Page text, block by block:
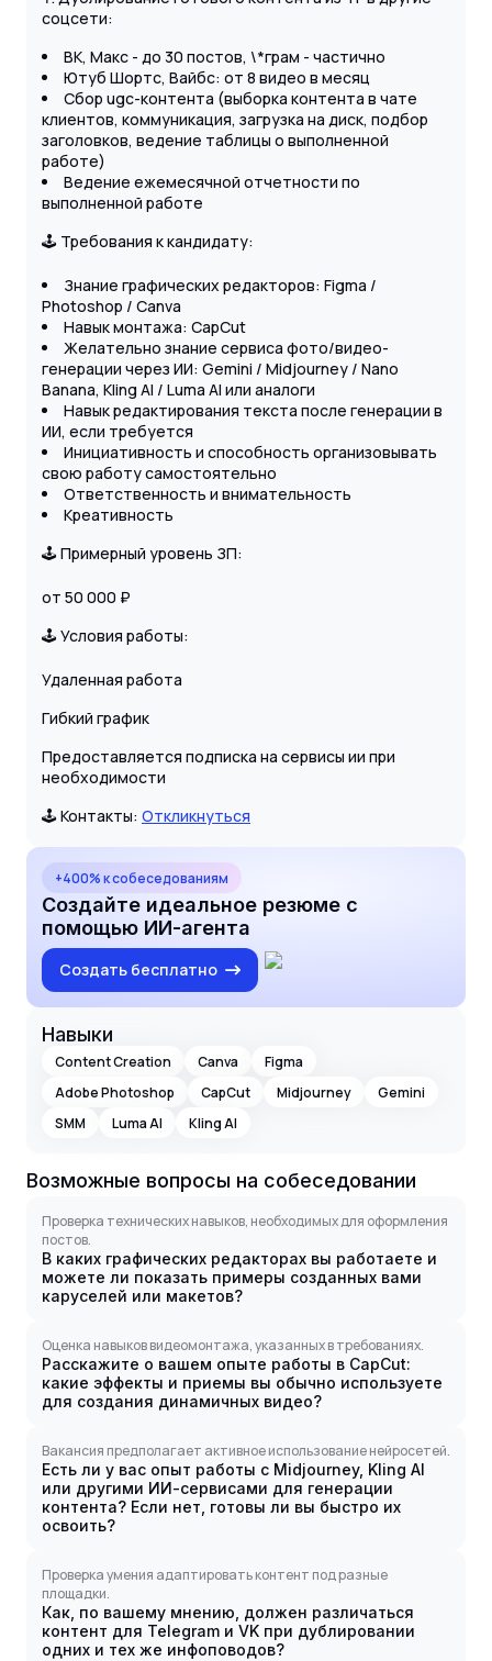
соцсети:
ВК, Макс - до 30 постов, \*грам - частично
Ютуб Шортс, Вайбс: от 8 видео в месяц
Сбор ugc-контента (выборка контента в чате
клиентов, коммуникация, загрузка на диск, подбор
заголовков, ведение таблицы о выполненной
работе)
Ведение ежемесячной отчетности по
выполненной работе
🕹 Требования к кандидату:
Знание графических редакторов: Figma /
Photoshop / Canva
Навык монтажа: CapCut
Желательно знание сервиса фото/видео-
генерации через ИИ: Gemini / Midjourney / Nano
Banana, Kling AI / Luma AI или аналоги
Навык редактирования текста после генерации в
ИИ, если требуется
Инициативность и способность организовывать
свою работу самостоятельно
Ответственность и внимательность
Креативность
🕹 Примерный уровень ЗП:
от 50 000 ₽
🕹 Условия работы:
Удаленная работа
Гибкий график
Предоставляется подписка на сервисы ии при
необходимости
🕹 Контакты: Откликнуться
+400% к собеседованиям
Создайте идеальное резюме с
помощью ИИ-агента
Создать бесплатно
Навыки
Content Creation Canva
Figma
Adobe Photoshop
CapCut Midjourney
Gemini
SMM
Luma AI Kling AI
Возможные вопросы на собеседовании
Проверка технических навыков, необходимых для оформления
постов.
В каких графических редакторах вы работаете и
можете ли показать примеры созданных вами
каруселей или макетов?
Оценка навыков видеомонтажа, указанных в требованиях.
Расскажите о вашем опыте работы в CapCut:
какие эффекты и приемы вы обычно используете
для создания динамичных видео?
Вакансия предполагает активное использование нейросетей.
Есть ли у вас опыт работы с Midjourney, Kling AI
или другими ИИ-сервисами для генерации
контента? Если нет, готовы ли вы быстро их
освоить?
Проверка умения адаптировать контент под разные
площадки.
Как, по вашему мнению, должен различаться
контент для Telegram и VK при дублировании
одних и тех же инфоповодов?